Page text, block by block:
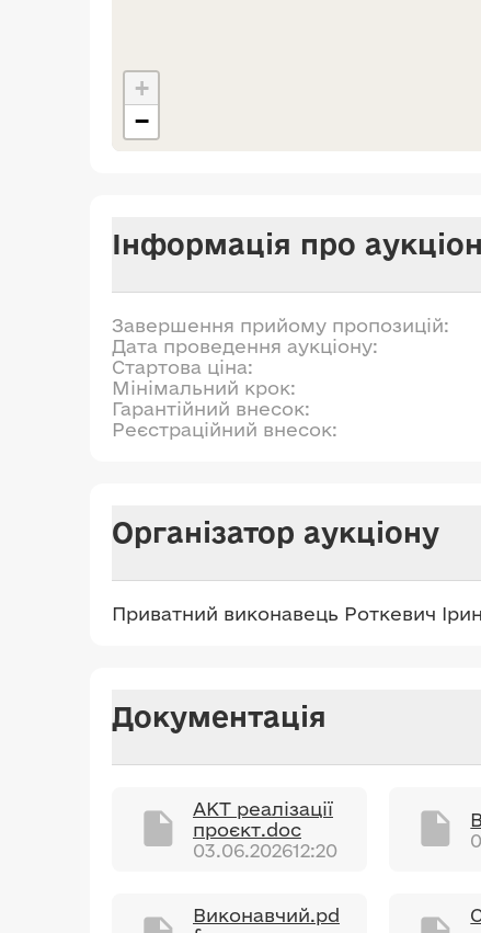
+
−
Інформація про аукціон
Завершення прийому пропозицій:
Дата проведення аукціону:
Стартова ціна:
Мінімальний крок:
Гарантійний внесок:
Реєстраційний внесок:
Організатор аукціону
Приватний виконавець Роткевич
Документація
AKT реалізації
проєкт.doc
03.06.202612:20
Виконавчий.pd